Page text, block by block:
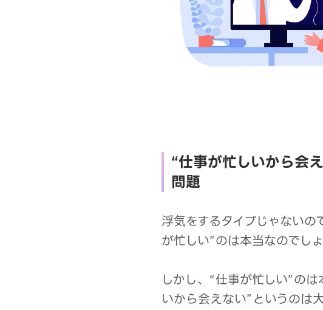
“仕事が忙しいから会
問題
浮気をするタイプじゃないの
が忙しい”のは本当なのでしょ
しかし、“仕事が忙しい”の
いから会えない”というのは